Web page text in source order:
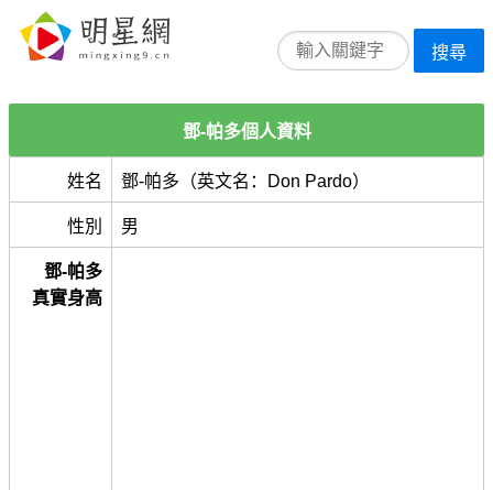
搜尋
鄧-帕多個人資料
姓名 鄧-帕多（英文名：Don Pardo）
性別 男
鄧-帕多
真實身高